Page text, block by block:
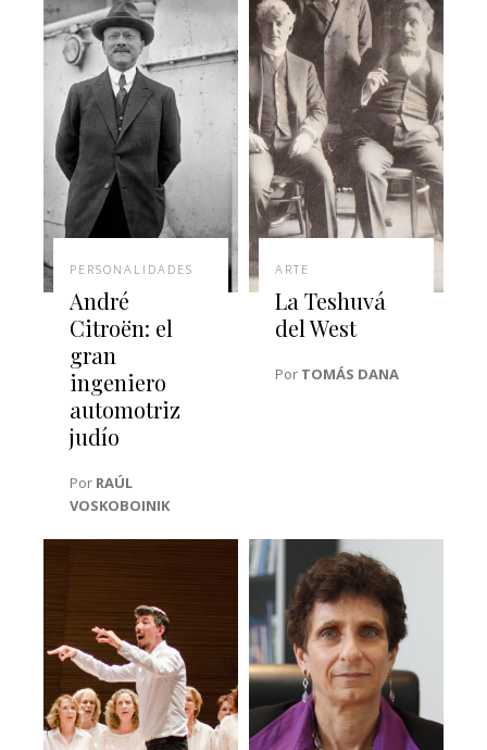
PERSONALIDADES
André
Citroën: el
gran
ingeniero
automotriz
judío
Por RAÚL
VOSKOBOINIK‎
ARTE
La Teshuvá
del West
Por TOMÁS DANA